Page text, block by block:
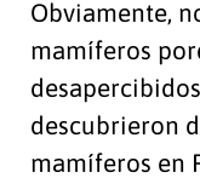
Obviamente,
mamíferos
descubrieron
mamíferos en